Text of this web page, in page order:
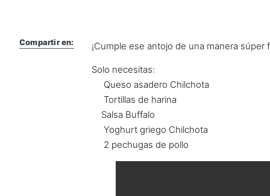
Compartir en: ¡Cumple ese antojo de una manera súper
Solo necesitas:
Queso asadero Chilchota
Tortillas de harina
Salsa Buffalo
Yoghurt griego Chilchota
2 pechugas de pollo